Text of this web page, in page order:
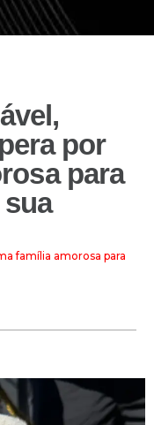
por
para
família amorosa para